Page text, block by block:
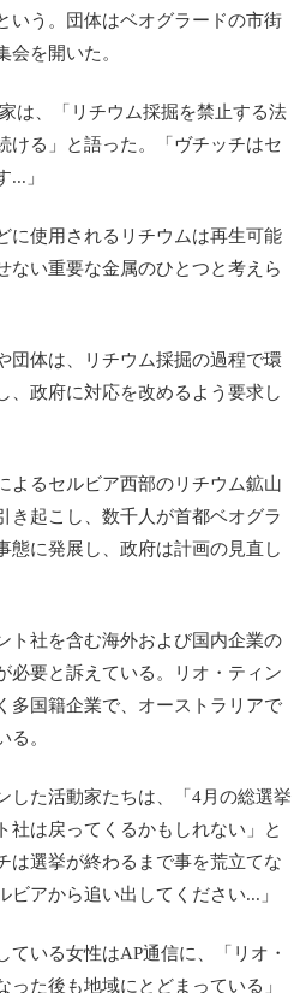
いう。団体はベオグラードの市街
会を開いた。
は、「リチウム採掘を禁止する法
ける」と語った。「ヴチッチはセ
」
に使用されるリチウムは再生可能
ない重要な金属のひとつと考えら
団体は、リチウム採掘の過程で環
、政府に対応を改めるよう要求し
よるセルビア西部のリチウム鉱山
き起こし、数千人が首都ベオグラ
態に発展し、政府は計画の見直し
ト社を含む海外および国内企業の
必要と訴えている。リオ・ティン
多国籍企業で、オーストラリアで
る。
した活動家たちは、「4月の総選挙
社は戻ってくるかもしれない」と
は選挙が終わるまで事を荒立てな
アから追い出してください...」
いる女性はAP通信に、「リオ・
た後も地域にとどまっている」